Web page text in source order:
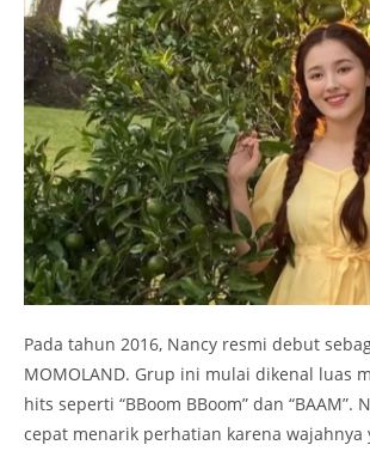
Pada tahun 2016, Nancy resmi debut
MOMOLAND. Grup ini mulai dikenal luas
hits seperti “BBoom BBoom” dan “BAAM”.
cepat menarik perhatian karena wajahnya